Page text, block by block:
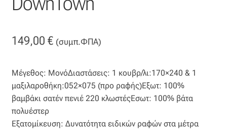
Βελούδο
Βελουτέ
Βουάλ
Γάζα
149,00 € (συμπ.ΦΠΑ)
Μέγεθος: ΜονόΔιαστάσεις: 1 κουβρ/λι:170×240 & 1
μαξιλαροθήκη:052×075 (προ ραφής)Εξωτ: 100%
βαμβάκι σατέν πενιέ 220 κλωστέςΕσωτ: 100% βάτα
πολυέστερ
Εξατομίκευση: Δυνατότητα ειδικών ραφών στα μέτρα